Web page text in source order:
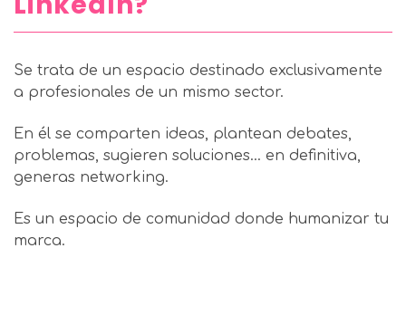
Se trata de un espacio destinado exclusivamente
a profesionales de un mismo sector.
En él se comparten ideas, plantean debates,
problemas, sugieren soluciones… en definitiva,
generas networking.
Es un espacio de comunidad donde humanizar tu
marca.